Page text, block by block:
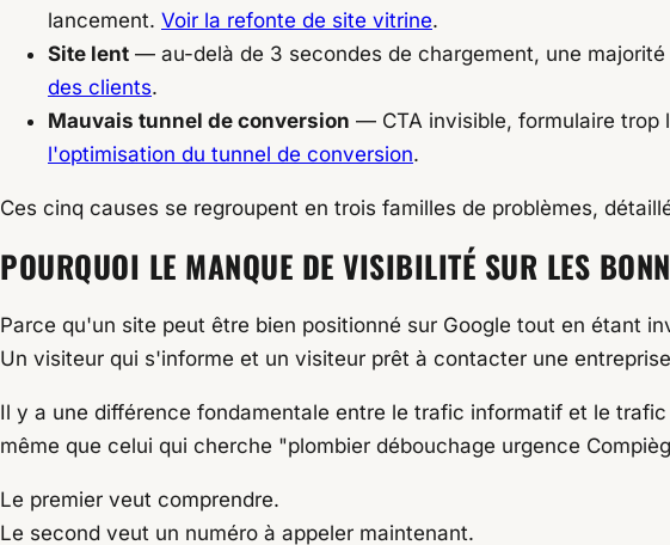
lancement. Voir la refonte de site vitrine.
Site lent — au-delà de 3 secondes de chargement, une
des clients.
Mauvais tunnel de conversion — CTA invisible, formulaire trop
l'optimisation du tunnel de conversion.
Ces cinq causes se regroupent en trois familles de problèmes,
POURQUOI LE MANQUE DE VISIBILITÉ SUR LES
Parce qu'un site peut être bien positionné sur Google tout en étant
Un visiteur qui s'informe et un visiteur prêt à contacter une
Il y a une différence fondamentale entre le trafic informatif et le
même que celui qui cherche "plombier débouchage urgence
Le premier veut comprendre.
Le second veut un numéro à appeler maintenant.